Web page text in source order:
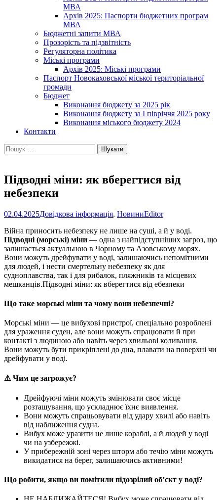
МВА
Архів 2025: Паспорти бюджетних програм
МВА
Бюджетні запити МВА
Прозорість та підзвітність
Регуляторна політика
Міські програми
Архів 2025: Міські програми
Паспорт Новокаховської міської територіальної
громади
Бюджет
Виконання бюджету за 2025 рік
Виконання бюджету за І півріччя 2025 року
Виконання міського бюджету 2024
Контакти
Пошук:
Підводні міни: як вберегтися від
небезпеки
02.04.2025Довідкова інформація, НовиниEditor
Війна приносить небезпеку не лише на суші, а й у воді.
Підводні (морські) міни — одна з найпідступніших загроз, що
залишається актуальною в Чорному та Азовському морях.
Вони можуть дрейфувати у воді, залишаючись непомітними
для людей, і нести смертельну небезпеку як для
судноплавства, так і для рибалок, пляжників та місцевих
мешканців.Підводні міни: як вберегтися від ебезпеки
Що таке морські міни та чому вони небезпечні?
Морські міни — це вибухові пристрої, спеціально розроблені
для ураження суден, але вони можуть спрацювати й при
контакті з людиною або навіть через хвильові коливання.
Вони можуть бути прикріплені до дна, плавати на поверхні чи
дрейфувати у воді.
⚠ Чим це загрожує?
Дрейфуючі міни можуть змінювати своє місце
розташування, що ускладнює їхнє виявлення.
Вони можуть спрацьовувати від удару хвилі або навіть
від наближення судна.
Вибух може уразити не лише кораблі, а й людей у воді
чи на узбережжі.
У прибережній зоні через шторм або течію міни можуть
викидатися на берег, залишаючись активними!
Що робити, якщо ви помітили підозрілий об’єкт у воді?